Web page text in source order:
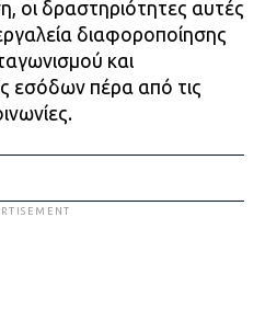
οι δραστηριότητες αυτές
διαφοροποίησης
και
εσόδων πέρα από τις